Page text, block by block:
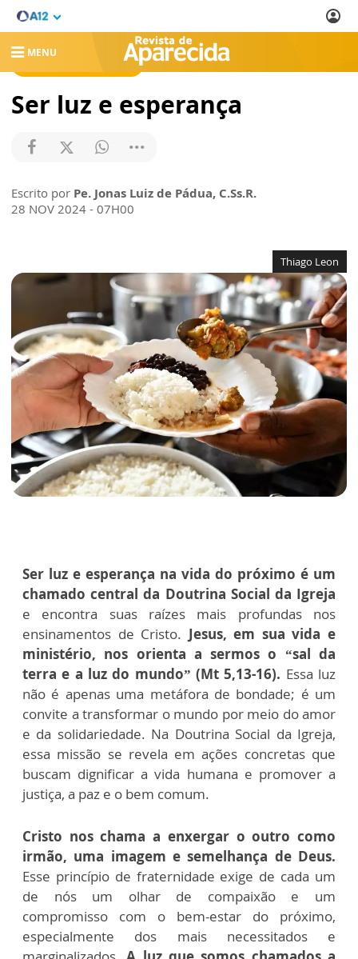
MENU
REVISTA DE APARECIDA
Ser luz e esperança
Escrito por Pe. Jonas Luiz de Pádua, C.Ss.R.
28 NOV 2024 - 07H00
Thiago Leon
Ser luz e esperança na vida do próximo é um
chamado central da Doutrina Social da Igreja
e encontra suas raízes mais profundas nos
ensinamentos de Cristo. Jesus, em sua vida e
ministério, nos orienta a sermos o “sal da
terra e a luz do mundo” (Mt 5,13-16). Essa luz
não é apenas uma metáfora de bondade; é um
convite a transformar o mundo por meio do amor
e da solidariedade. Na Doutrina Social da Igreja,
essa missão se revela em ações concretas que
buscam dignificar a vida humana e promover a
justiça, a paz e o bem comum.
Cristo nos chama a enxergar o outro como
irmão, uma imagem e semelhança de Deus.
Esse princípio de fraternidade exige de cada um
de nós um olhar de compaixão e um
compromisso com o bem-estar do próximo,
especialmente dos mais necessitados e